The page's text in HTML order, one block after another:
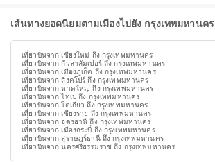
เส้นทางยอดนิยมตามเมืองไปยัง กรุงเทพมหานคร
เที่ยวบินจาก เชียงใหม่ ถึง กรุงเทพมหานคร
เที่ยวบินจาก กัวลาลัมเปอร์ ถึง กรุงเทพมหานคร
เที่ยวบินจาก เมืองภูเก็ต ถึง กรุงเทพมหานคร
เที่ยวบินจาก สิงคโปร์ ถึง กรุงเทพมหานคร
เที่ยวบินจาก หาดใหญ่ ถึง กรุงเทพมหานคร
เที่ยวบินจาก ไทเป ถึง กรุงเทพมหานคร
เที่ยวบินจาก โตเกียว ถึง กรุงเทพมหานคร
เที่ยวบินจาก เชียงราย ถึง กรุงเทพมหานคร
เที่ยวบินจาก อุดรธานี ถึง กรุงเทพมหานคร
เที่ยวบินจาก เมืองกระบี่ ถึง กรุงเทพมหานคร
เที่ยวบินจาก สุราษฎร์ธานี ถึง กรุงเทพมหานคร
เที่ยวบินจาก นครศรีธรรมราช ถึง กรุงเทพมหานคร